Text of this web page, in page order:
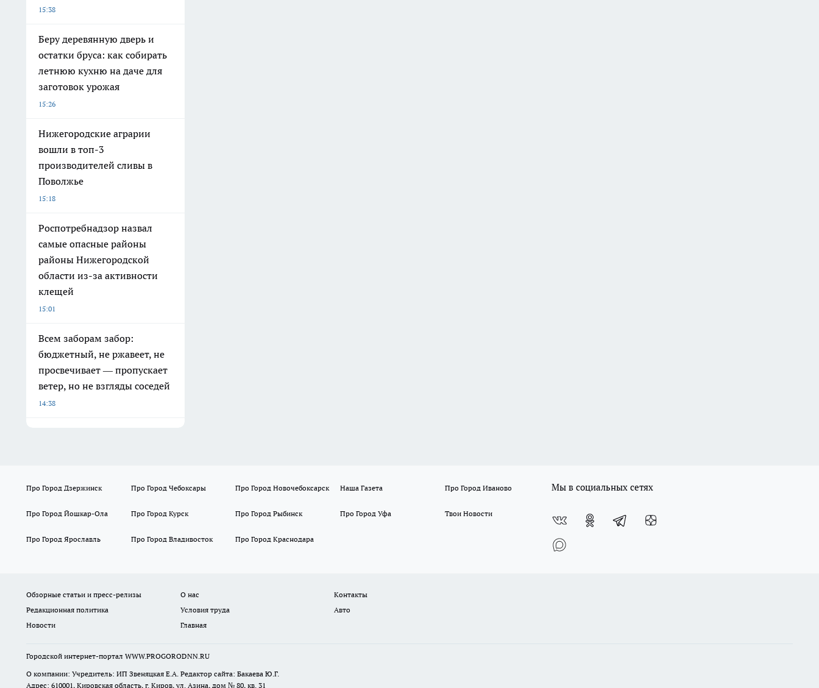
15:38
Беру деревянную дверь и
остатки бруса: как собирать
летнюю кухню на даче для
заготовок урожая
15:26
Нижегородские аграрии
вошли в топ-3
производителей сливы в
Поволжье
15:18
Роспотребнадзор назвал
самые опасные районы
районы Нижегородской
области из-за активности
клещей
15:01
Всем заборам забор:
бюджетный, не ржавеет, не
просвечивает — пропускает
ветер, но не взгляды соседей
14:38
Про Город Дзержинск Про Город Чебоксары Про Город Новочебоксарск Наша Газета Про Город Иваново
Про Город Йошкар-Ола Про Город Курск Про Город Рыбинск Про Город Уфа Твои Новости
Про Город Ярославль Про Город Владивосток Про Город Краснодара
Мы в социальных сетях
Обзорные статьи и пресс-релизы О нас
Контакты
Редакционная политика
Условия труда
Авто
Новости
Главная
Городской интернет-портал WWW.PROGORODNN.RU
О компании: Учредитель: ИП Звеняцкая Е.А. Редактор сайта: Бакаева Ю.Г.
Адрес: 610001, Кировская область, г. Киров, ул. Азина, дом № 80, кв. 31